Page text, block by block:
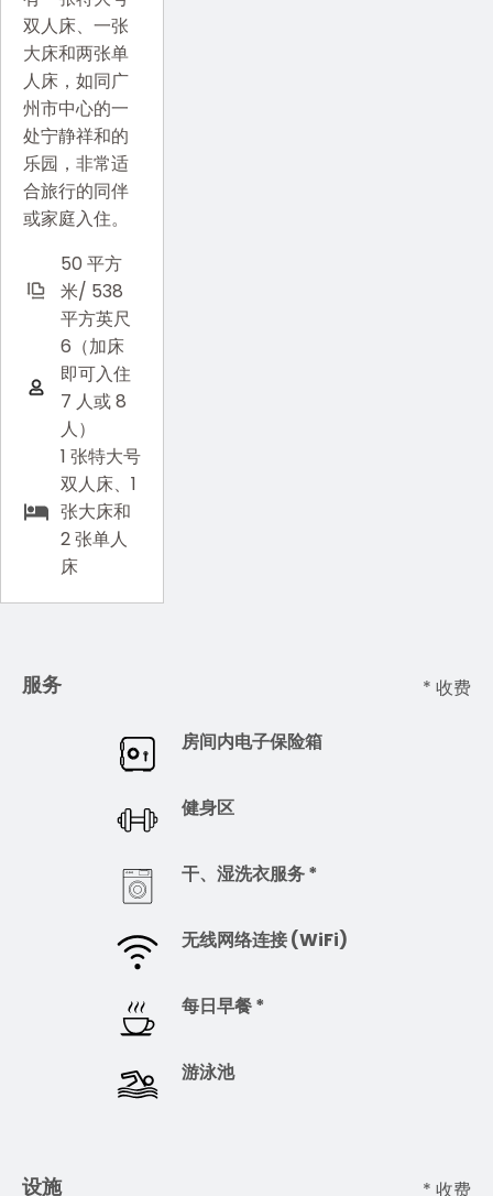
双人床、一张
大床和两张单
人床，如同广
州市中心的一
处宁静祥和的
乐园，非常适
合旅行的同伴
或家庭入住。
50 平方
米/ 538
平方英尺
6（加床
即可入住
7 人或 8
人）
1 张特大号
双人床、1
张大床和
2 张单人
床
服务 * 收费
房间内电子保险箱
健身区
干、湿洗衣服务 *
无线网络连接 (WiFi)
每日早餐 *
游泳池
设施 * 收费